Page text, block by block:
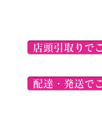
で、ご了承くださいま
店頭引取りで
配達・発送で